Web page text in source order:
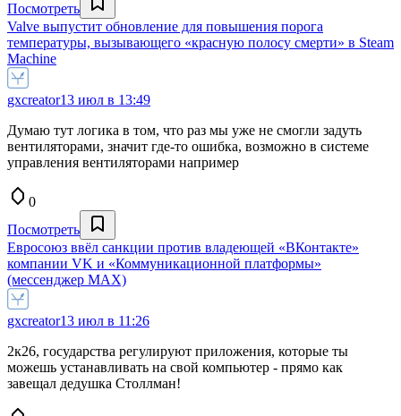
Посмотреть
Valve выпустит обновление для повышения порога
температуры, вызывающего «красную полосу смерти» в Steam
Machine
gxcreator13 июл в 13:49
Думаю тут логика в том, что раз мы уже не смогли задуть
вентиляторами, значит где-то ошибка, возможно в системе
управления вентиляторами например
0
Посмотреть
Евросоюз ввёл санкции против владеющей «ВКонтакте»
компании VK и «Коммуникационной платформы»
(мессенджер MAX)
gxcreator13 июл в 11:26
2к26, государства регулируют приложения, которые ты
можешь устанавливать на свой компьютер - прямо как
завещал дедушка Столлман!